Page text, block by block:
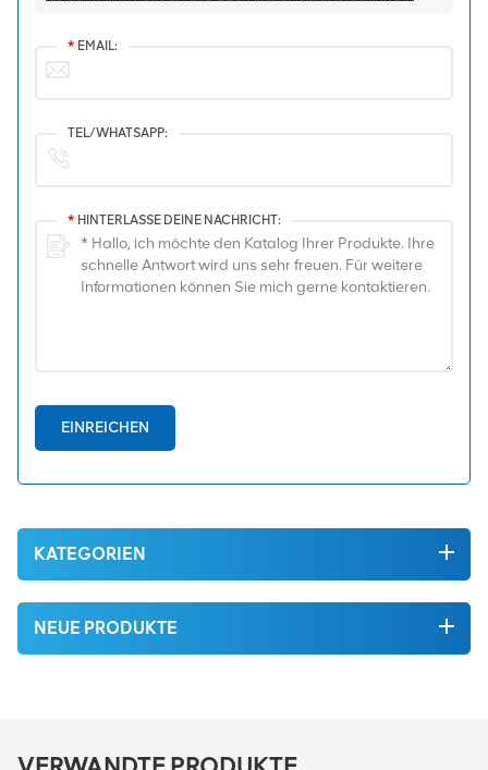
* EMAIL:
TEL/WHATSAPP:
* HINTERLASSE DEINE NACHRICHT:
EINREICHEN
KATEGORIEN
NEUE PRODUKTE